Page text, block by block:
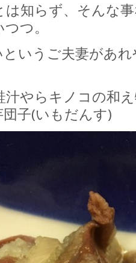
知らず、そんな
つ。
いうご夫妻があ
やらキノコの和
子(いもだんす)